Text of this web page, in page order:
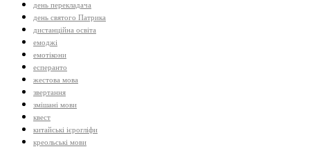
день перекладача
день святого Патрика
дистанційна освіта
емоджі
емотікони
есперанто
жестова мова
звертання
змішані мови
квест
китайські ієрогліфи
креольські мови